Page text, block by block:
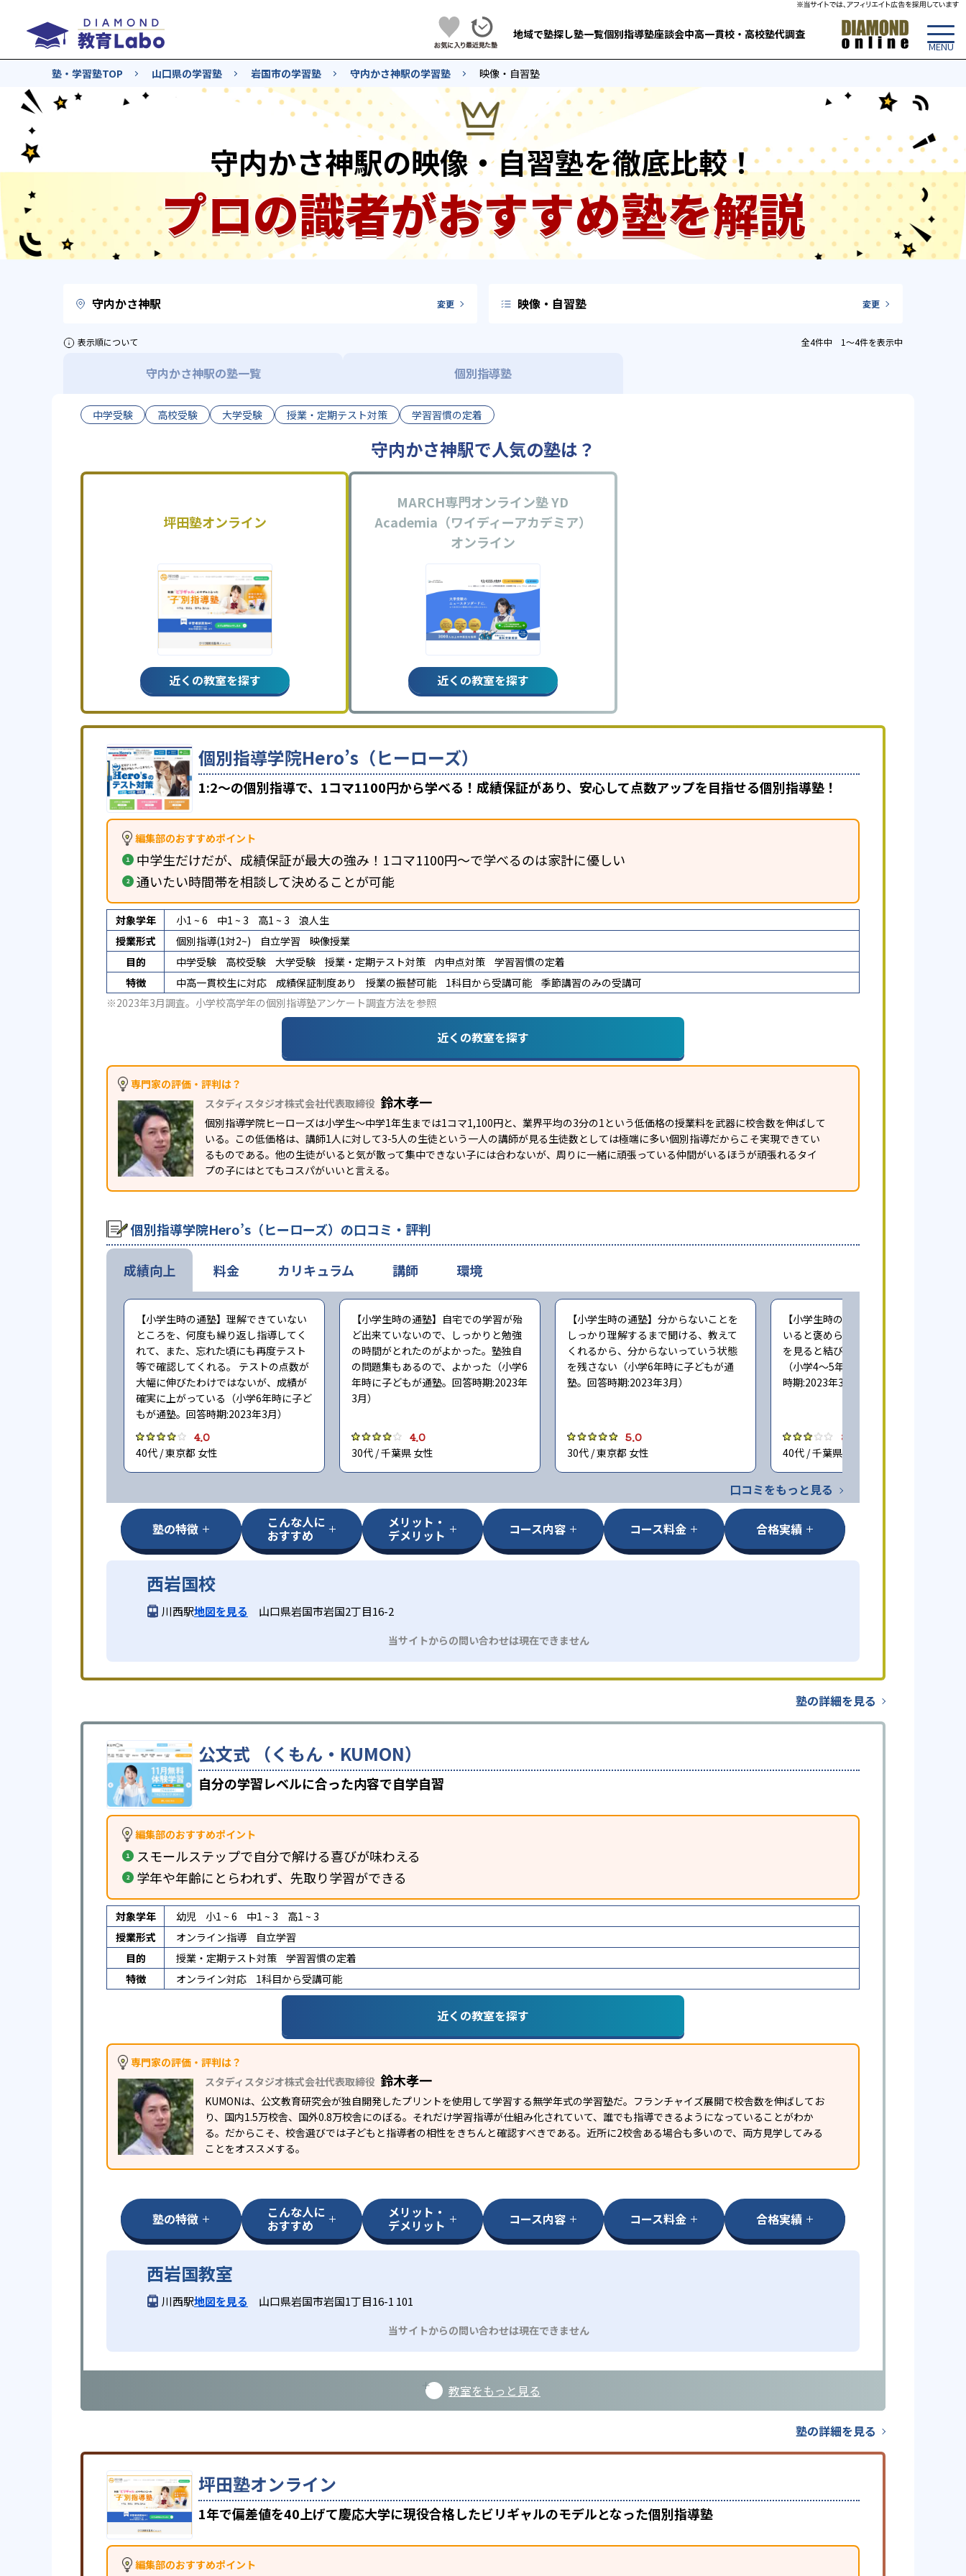
地域で塾探し塾一覧個別指導塾座談会中高一貫校・高校塾代調査
塾・学習塾TOP 山口県の学習塾 岩国市の学習塾 守内かさ神駅の学習塾 映像・自習塾
守内かさ神駅の映像・自習塾を徹底比較！
プロの識者がおすすめ塾を解説
守内かさ神駅 変更 映像・自習塾 変更
表示順について 全4件中 1〜4件を表示中
守内かさ神駅の塾一覧 個別指導塾
中学受験 高校受験 大学受験 授業・定期テスト対策 学習習慣の定着
守内かさ神駅で人気の塾は？
坪田塾オンライン
近くの教室を探す
MARCH専門オンライン塾 YD
Academia（ワイディーアカデミア）
オンライン
近くの教室を探す
個別指導学院Hero’s（ヒーローズ）
1:2～の個別指導で、1コマ1100円から学べる！成績保証があり、安心して点数アップを目指せる個別指導塾！
編集部のおすすめポイント
中学生だけだが、成績保証が最大の強み！1コマ1100円～で学べるのは家計に優しい
通いたい時間帯を相談して決めることが可能
対象学年 小1 ~ 6 中1 ~ 3 高1 ~ 3
浪人生
授業形式
個別指導(1対2~) 自立学習
映像授業
目的
中学受験 高校受験 大学受験 授業・定期テスト対策 内申点対策
学習習慣の定着
特徴
中高一貫校生に対応 成績保証制度あり 授業の振替可能 1科目から受講可能
季節講習のみの受講可
※2023年3月調査。 小学校高学年の個別指導塾アンケート調査方法を参照
近くの教室を探す
専門家の評価・評判は？
スタディスタジオ株式会社代表取締役 鈴木孝一
個別指導学院ヒーローズは小学生〜中学1年生までは1コマ1,100円と、業界平均の3分の1という低価格の授業料を武器に校舎数を伸ばして
いる。この低価格は、講師1人に対して3-5人の生徒という一人の講師が見る生徒数としては極端に多い個別指導だからこそ実現できてい
るものである。他の生徒がいると気が散って集中できない子には合わないが、周りに一緒に頑張っている仲間がいるほうが頑張れるタイ
プの子にはとてもコスパがいいと言える。
個別指導学院Hero’s（ヒーローズ）の口コミ・評判
成績向上
【小学生時の通塾】理解できていない
ところを、何度も繰り返し指導してく
れて、また、忘れた頃にも再度テスト
等で確認してくれる。 テストの点数が
大幅に伸びたわけではないが、成績が
確実に上がっている（小学6年時に子ど
もが通塾。回答時期:2023年3月）
4.0
40代 / 東京都 女性
【小学生時の通塾】自宅での学習が殆
ど出来ていないので、しっかりと勉強
の時間がとれたのがよかった。塾独自
の問題集もあるので、よかった（小学6
年時に子どもが通塾。回答時期:2023年
3月）
4.0
30代 / 千葉県 女性
【小学生時の通塾】分からないことを
しっかり理解するまで聞ける、教えて
くれるから、分からないっていう状態
を残さない（小学6年時に子どもが通
塾。回答時期:2023年3月）
5.0
30代 / 東京都 女性
【小学生時の通塾】塾では良くできて
いると褒められるのだが、学校の成績
を見ると結びついている気がしない
（小学4〜5年時に子どもが通塾。回答
時期:2023年3月）
3.0
40代 / 千葉県 女性
口コミをもっと見る
料金 カリキュラム 講師 環境
塾の特徴 こんな人に
おすすめ
メリット・
デメリット コース内容 コース料金 合格実績
西岩国校
川西駅地図を見る 山口県岩国市岩国2丁目16-2
当サイトからの問い合わせは現在できません
塾の詳細を見る
公文式 （くもん・KUMON）
自分の学習レベルに合った内容で自学自習
編集部のおすすめポイント
スモールステップで自分で解ける喜びが味わえる
学年や年齢にとらわれず、先取り学習ができる
対象学年 幼児 小1 ~ 6 中1 ~ 3
高1 ~ 3
授業形式
オンライン指導
自立学習
目的
授業・定期テスト対策
学習習慣の定着
特徴
オンライン対応 1科目から受講可能
近くの教室を探す
専門家の評価・評判は？
スタディスタジオ株式会社代表取締役 鈴木孝一
KUMONは、公文教育研究会が独自開発したプリントを使用して学習する無学年式の学習塾だ。フランチャイズ展開で校舎数を伸ばしてお
り、国内1.5万校舎、国外0.8万校舎にのぼる。それだけ学習指導が仕組み化されていて、誰でも指導できるようになっていることがわか
る。だからこそ、校舎選びでは子どもと指導者の相性をきちんと確認すべきである。近所に2校舎ある場合も多いので、両方見学してみる
ことをオススメする。
塾の特徴 こんな人に
おすすめ
メリット・
デメリット コース内容 コース料金 合格実績
西岩国教室
川西駅地図を見る 山口県岩国市岩国1丁目16-1 101
当サイトからの問い合わせは現在できません
教室をもっと見る
塾の詳細を見る
坪田塾オンライン
1年で偏差値を40上げて慶応大学に現役合格したビリギャルのモデルとなった個別指導塾
編集部のおすすめポイント